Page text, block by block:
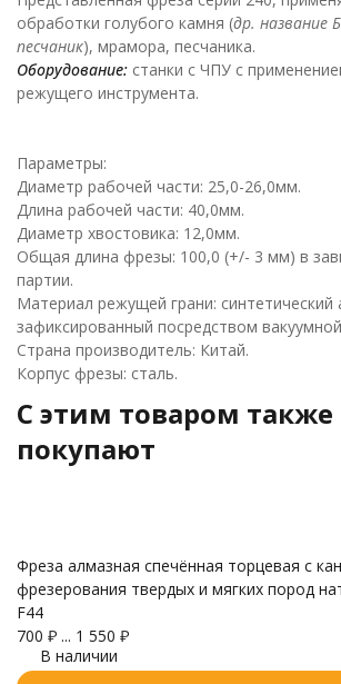
обработки голубого камня (др. название
песчаник), мрамора, песчаника.
Оборудование: станки с ЧПУ с
режущего инструмента.
Параметры:
Диаметр рабочей части: 25,0-26,0мм.
Длина рабочей части: 40,0мм.
Диаметр хвостовика: 12,0мм.
Общая длина фрезы: 100,0 (+/- 3 мм) в
партии.
Материал режущей грани: синтетический
зафиксированный посредством
Страна производитель: Китай.
Корпус фрезы: сталь.
C этим товаром также
покупают
Фреза алмазная спечённая торцевая с
фрезерования твердых и мягких пород
F44
700 ₽ ... 1 550 ₽
В наличии